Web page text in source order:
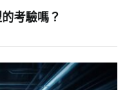
考驗嗎？